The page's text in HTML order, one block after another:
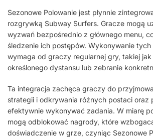
Sezonowe Polowanie jest płynnie
rozgrywką Subway Surfers. Gracze mogą
wyzwań bezpośrednio z głównego menu,
śledzenie ich postępów. Wykonywanie
wymaga od graczy regularnej gry, takiej
określonego dystansu lub zebranie
Ta integracja zachęca graczy do
strategii i odkrywania różnych postaci oraz
efektywnie wykonywać zadania. W miarę
mogą odblokować nagrody, które
doświadczenie w grze, czyniąc Sezonowe